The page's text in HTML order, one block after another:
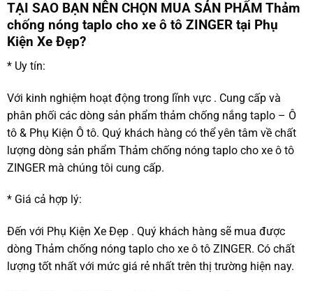
TẠI SAO BẠN NÊN CHỌN MUA SẢN PHẨM Thảm
chống nóng taplo cho xe ô tô ZINGER tại Phụ
Kiện Xe Đẹp?
* Uy tín:
Với kinh nghiệm hoạt động trong lĩnh vực . Cung cấp và
phân phối các dòng sản phẩm thảm chống nắng taplo – Ô
tô & Phụ Kiện Ô tô. Quý khách hàng có thể yên tâm về chất
lượng dòng sản phẩm Thảm chống nóng taplo cho xe ô tô
ZINGER mà chúng tôi cung cấp.
* Giá cả hợp lý:
Đến với Phụ Kiện Xe Đẹp . Quý khách hàng sẽ mua được
dòng Thảm chống nóng taplo cho xe ô tô ZINGER. Có chất
lượng tốt nhất với mức giá rẻ nhất trên thị trường hiện nay.